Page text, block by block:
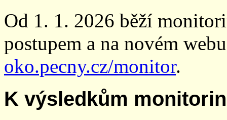
Od 1. 1. 2026 běží
postupem a na novém
oko.pecny.cz/monitor.
K výsledkům